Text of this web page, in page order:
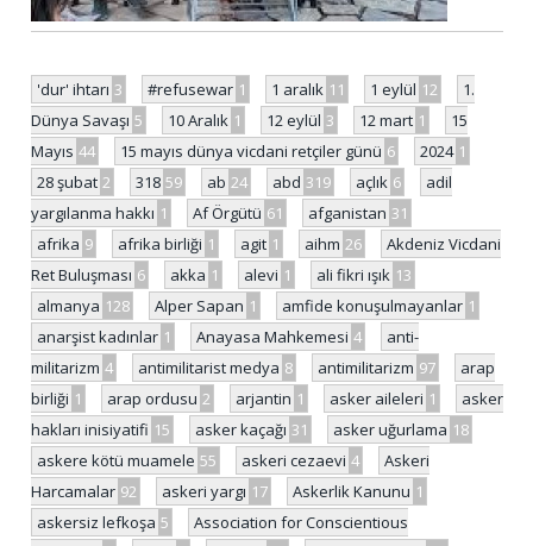
'dur' ihtarı 3 #refusewar 1 1 aralık 11 1 eylül 12
1.
Dünya Savaşı 5 10 Aralık 1 12 eylül 3 12 mart 1
15
Mayıs 44 15 mayıs dünya vicdani retçiler günü 6 2024 1
28 şubat 2 318 59 ab 24 abd 319 açlık 6
adil
yargılanma hakkı 1 Af Örgütü 61 afganistan 31
afrika 9 afrika birliği 1 agit 1 aihm 26
Akdeniz Vicdani
Ret Buluşması 6 akka 1 alevi 1 ali fikri ışık 13
almanya 128 Alper Sapan 1 amfide konuşulmayanlar 1
anarşist kadınlar 1 Anayasa Mahkemesi 4
anti-
militarizm 4 antimilitarist medya 8 antimilitarizm 97
arap
birliği 1 arap ordusu 2 arjantin 1 asker aileleri 1
asker
hakları inisiyatifi 15 asker kaçağı 31 asker uğurlama 18
askere kötü muamele 55 askeri cezaevi 4
Askeri
Harcamalar 92 askeri yargı 17 Askerlik Kanunu 1
askersiz lefkoşa 5
Association for Conscientious